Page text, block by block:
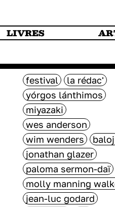
LIVRES
festival
la rédac'
yórgos lánthimos
miyazaki
wes anderson
wim wenders
jonathan glazer
paloma sermon-daï
molly manning
jean-luc godard